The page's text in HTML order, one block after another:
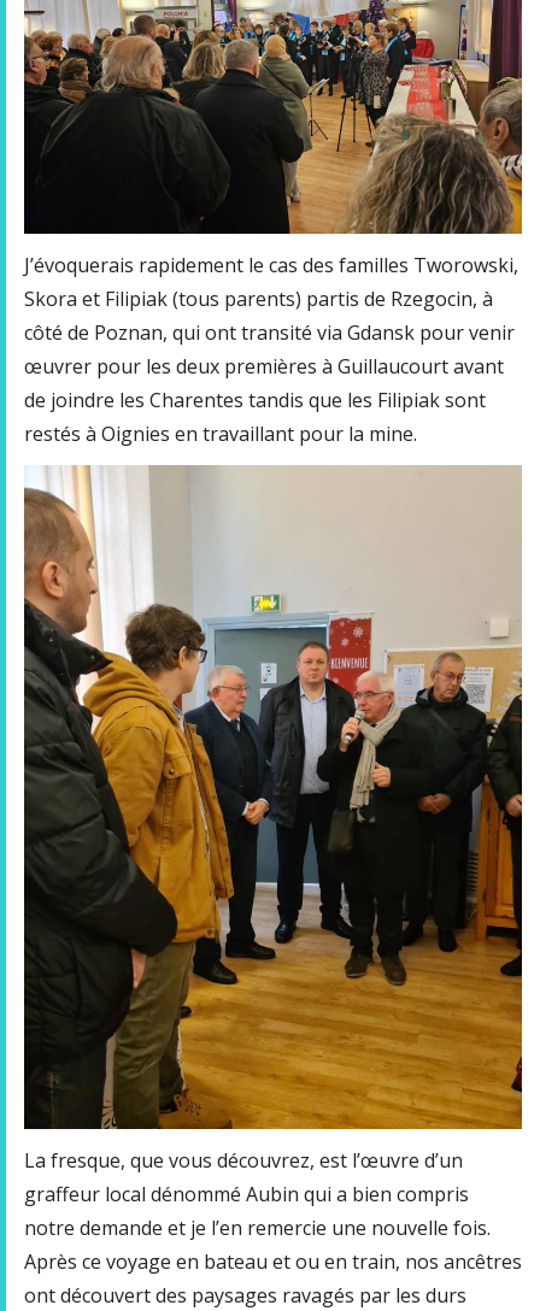
J’évoquerais rapidement le cas des familles Tworowski,
Skora et Filipiak (tous parents) partis de Rzegocin, à
côté de Poznan, qui ont transité via Gdansk pour venir
œuvrer pour les deux premières à Guillaucourt avant
de joindre les Charentes tandis que les Filipiak sont
restés à Oignies en travaillant pour la mine.
La fresque, que vous découvrez, est l’œuvre d’un
graffeur local dénommé Aubin qui a bien compris
notre demande et je l’en remercie une nouvelle fois.
Après ce voyage en bateau et ou en train, nos ancêtres
ont découvert des paysages ravagés par les durs